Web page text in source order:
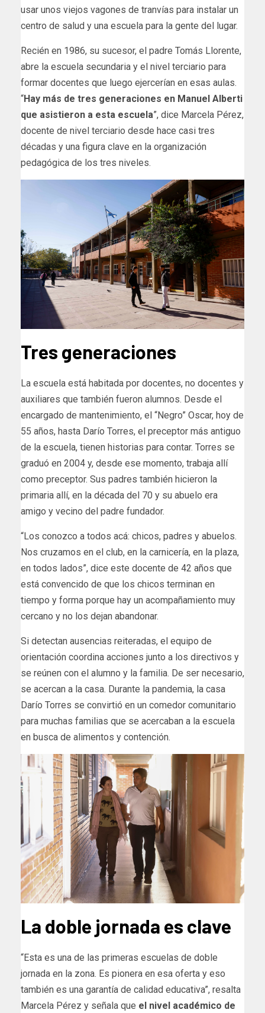
usar unos viejos vagones de tranvías para instalar un
centro de salud y una escuela para la gente del lugar.
Recién en 1986, su sucesor, el padre Tomás Llorente,
abre la escuela secundaria y el nivel terciario para
formar docentes que luego ejercerían en esas aulas.
“Hay más de tres generaciones en Manuel Alberti
que asistieron a esta escuela”, dice Marcela Pérez,
docente de nivel terciario desde hace casi tres
décadas y una figura clave en la organización
pedagógica de los tres niveles.
Tres generaciones
La escuela está habitada por docentes, no docentes y
auxiliares que también fueron alumnos. Desde el
encargado de mantenimiento, el “Negro” Oscar, hoy de
55 años, hasta Darío Torres, el preceptor más antiguo
de la escuela, tienen historias para contar. Torres se
graduó en 2004 y, desde ese momento, trabaja allí
como preceptor. Sus padres también hicieron la
primaria allí, en la década del 70 y su abuelo era
amigo y vecino del padre fundador.
“Los conozco a todos acá: chicos, padres y abuelos.
Nos cruzamos en el club, en la carnicería, en la plaza,
en todos lados”, dice este docente de 42 años que
está convencido de que los chicos terminan en
tiempo y forma porque hay un acompañamiento muy
cercano y no los dejan abandonar.
Si detectan ausencias reiteradas, el equipo de
orientación coordina acciones junto a los directivos y
se reúnen con el alumno y la familia. De ser necesario,
se acercan a la casa. Durante la pandemia, la casa
Darío Torres se convirtió en un comedor comunitario
para muchas familias que se acercaban a la escuela
en busca de alimentos y contención.
La doble jornada es clave
“Esta es una de las primeras escuelas de doble
jornada en la zona. Es pionera en esa oferta y eso
también es una garantía de calidad educativa”, resalta
Marcela Pérez y señala que el nivel académico de